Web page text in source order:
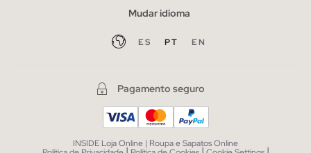
Mudar idioma
ES PT EN
Pagamento seguro
INSIDE Loja Online | Roupa e Sapatos Online